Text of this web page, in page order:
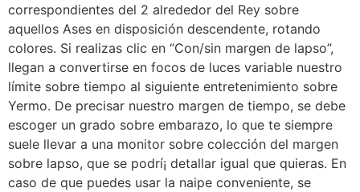
correspondientes del 2 alrededor del Rey sobre
aquellos Ases en disposición descendente, rotando
colores. Si realizas clic en “Con/sin margen de lapso”,
llegan a convertirse en focos de luces variable nuestro
límite sobre tiempo al siguiente entretenimiento sobre
Yermo. De precisar nuestro margen de tiempo, se debe
escoger un grado sobre embarazo, lo que te siempre
suele llevar a una monitor sobre colección del margen
sobre lapso, que se podrí¡ detallar igual que quieras. En
caso de que puedes usar la naipe conveniente, se